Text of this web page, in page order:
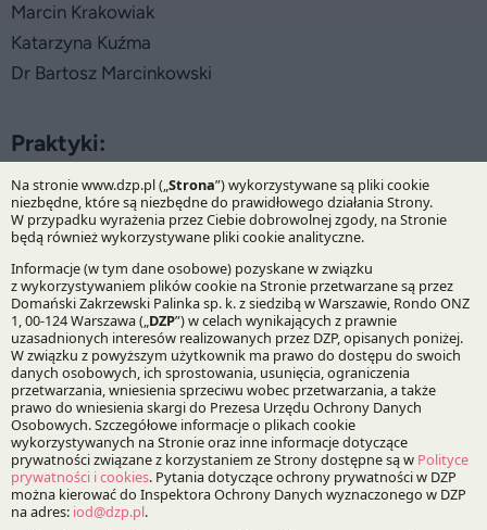
Marcin Krakowiak
Katarzyna Kuźma
Dr Bartosz Marcinkowski
Praktyki:
Infrastruktura i Energetyka
Prawo Spółek, Fuzje i Przejęcia
Specjalizacje:
Energetyka i surowce energetyczne
Zamówienia publiczne
Fuzje, przejęcia i restrukturyzacje